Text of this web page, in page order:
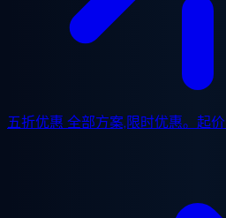
五折优惠 全部方案,限时优惠。起价